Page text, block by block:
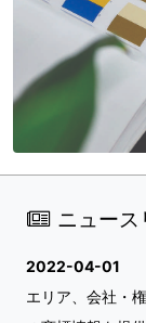
ニュース
2022-04-01
エリア、会社・